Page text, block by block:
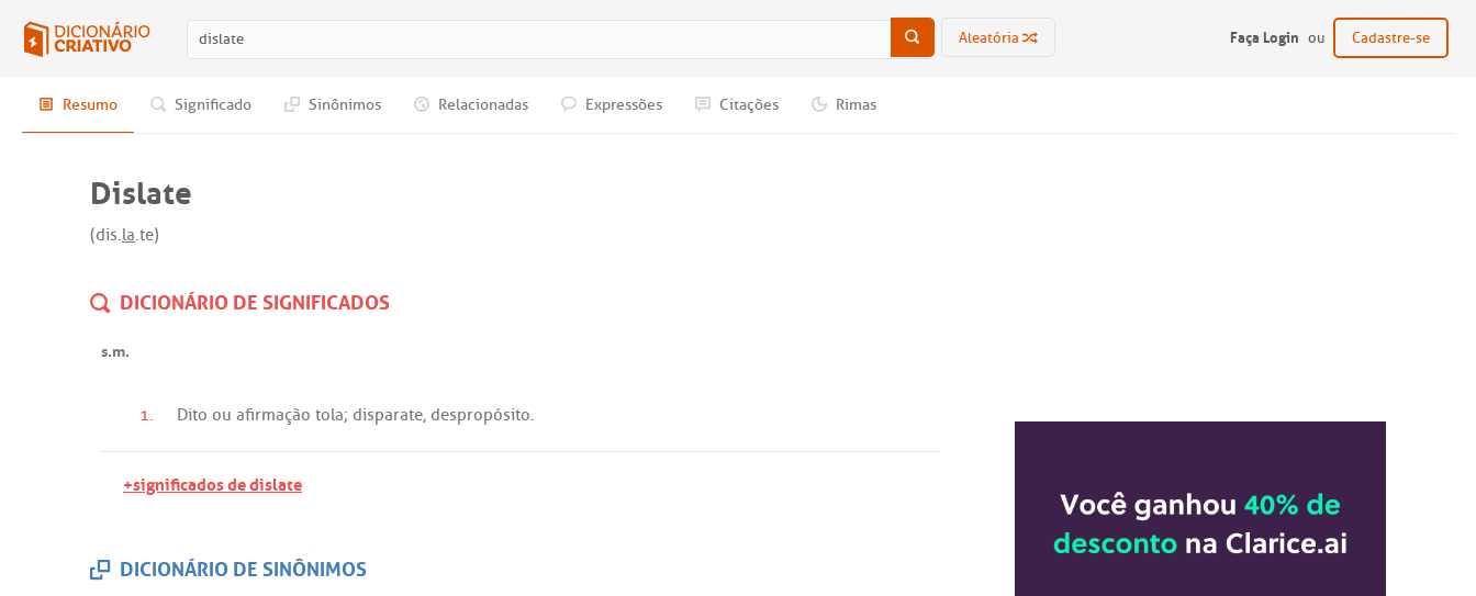
Aleatória Faça Login ou Cadastre-se
Resumo Significado Sinônimos Relacionadas Expressões Citações Rimas
Dislate
(dis.la.te)
DICIONÁRIO DE SIGNIFICADOS
s.m.
1. Dito ou afirmação tola; disparate, despropósito.
+significados de dislate
DICIONÁRIO DE SINÔNIMOS